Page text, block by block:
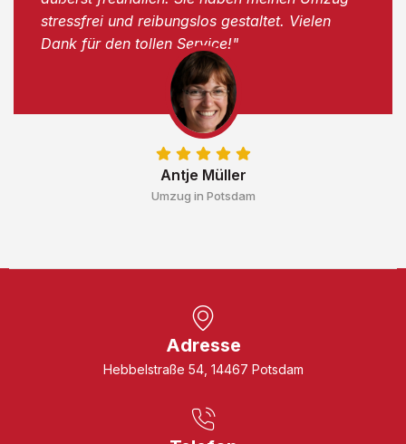
Antje Müller
Umzug in Potsdam
stressfrei und reibungslos gestaltet. Vielen
Dank für den tollen Service!"
Adresse
Hebbelstraße 54, 14467 Potsdam